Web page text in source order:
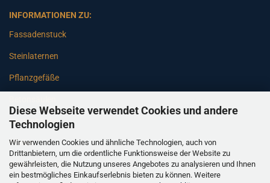
Diese Webseite verwendet Cookies und andere
Technologien
Wir verwenden Cookies und ähnliche Technologien, auch von
Drittanbietern, um die ordentliche Funktionsweise der Website zu
gewährleisten, die Nutzung unseres Angebotes zu analysieren und Ihnen
ein bestmögliches Einkaufserlebnis bieten zu können. Weitere
INFORMATIONEN ZU:
Fassadenstuck
Steinlaternen
Pflanzgefäße
Gartenbänke
Pfeiler
Gartenbrunnen